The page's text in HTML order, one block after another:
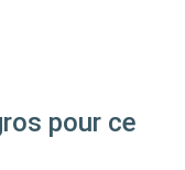
pour ce